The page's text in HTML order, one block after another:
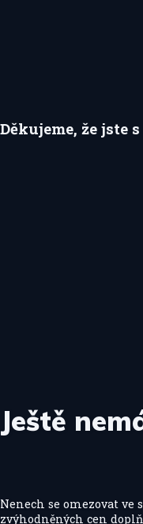
Děkujeme, že jste
Ještě
Nenech se omezovat
zvýhodněných cen